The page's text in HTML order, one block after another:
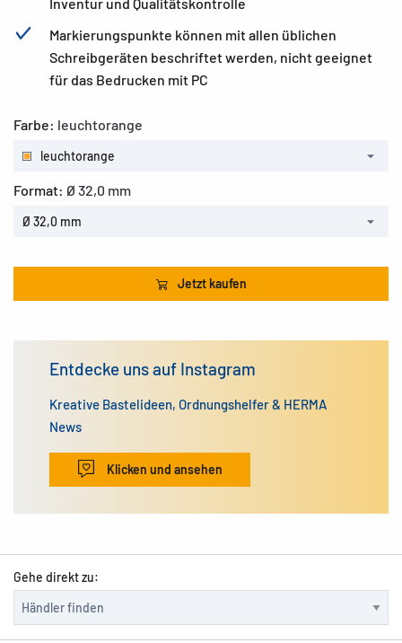
Markierungspunkte können mit allen üblichen
Schreibgeräten beschriftet werden, nicht geeignet
für das Bedrucken mit PC
Farbe: leuchtorange
leuchtorange
Format: Ø 32,0 mm
Ø 32,0 mm
Jetzt kaufen
Entdecke uns auf Instagram
Kreative Bastelideen, Ordnungshelfer & HERMA
News
Klicken und ansehen
Gehe direkt zu: